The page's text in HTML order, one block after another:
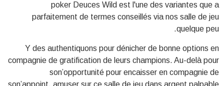
poker Deuces Wild est l'une des variantes que a
parfaitement de termes conseillés via nos salle de jeu
quelque peu.
Y des authentiquons pour dénicher de bonne options en
compagnie de gratification de leurs champions. Au-delà pour
son’opportunité pour encaisser en compagnie de
son’appoint, amuser sur ce salle de jeu dans argent palpable